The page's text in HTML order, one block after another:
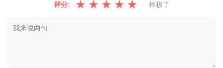
评分: ★ ★ ★ ★ ★ 棒极了